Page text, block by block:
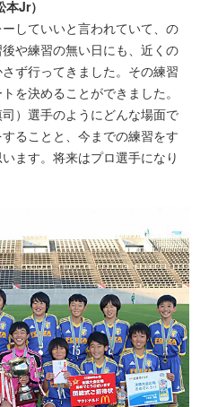
Jr）
していいと言われていて、の
や練習の無い日にも、近くの
ず行ってきました。その練習
を決めることができました。
）選手のようにどんな場面で
ることと、今までの練習をす
ます。将来はプロ選手になり